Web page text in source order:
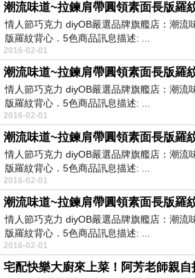
潮流味道~拉鍊肩帶圓領素面長版羅
情人節巧克力 diyOB嚴選品牌旗艦店：潮流
版羅紋背心．5色商品訊息描述: ...
2016-02-01
潮流味道~拉鍊肩帶圓領素面長版羅
情人節巧克力 diyOB嚴選品牌旗艦店：潮流
版羅紋背心．5色商品訊息描述: ...
2016-02-01
潮流味道~拉鍊肩帶圓領素面長版羅
情人節巧克力 diyOB嚴選品牌旗艦店：潮流
版羅紋背心．5色商品訊息描述: ...
2016-02-01
潮流味道~拉鍊肩帶圓領素面長版羅
情人節巧克力 diyOB嚴選品牌旗艦店：潮流
版羅紋背心．5色商品訊息描述: ...
2016-02-01